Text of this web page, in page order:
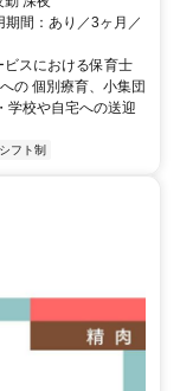
間：あり／3ヶ月／
スにおける保育士
の 個別療育、小集団
学校や自宅への送迎
シフト制